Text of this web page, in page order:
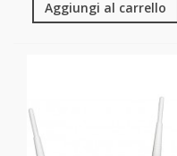
Aggiungi al carrello